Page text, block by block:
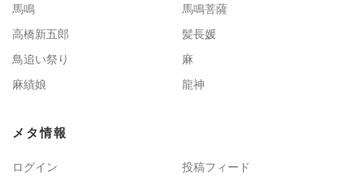
馬鳴
馬鳴菩薩
高橋新五郎
髪長媛
鳥追い祭り
麻
麻績娘
龍神
メタ情報
ログイン
投稿フィード